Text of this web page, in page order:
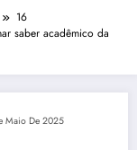
16
saber acadêmico da
Maio De 2025